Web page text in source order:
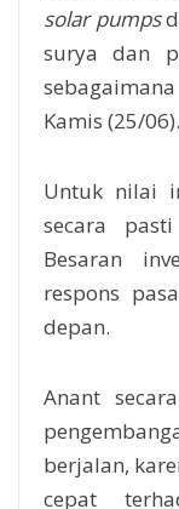
solar pumps
surya dan
Kamis (25/06).
Untuk nilai
secara
Besaran
respons
depan.
Anant
berjalan,
cepat